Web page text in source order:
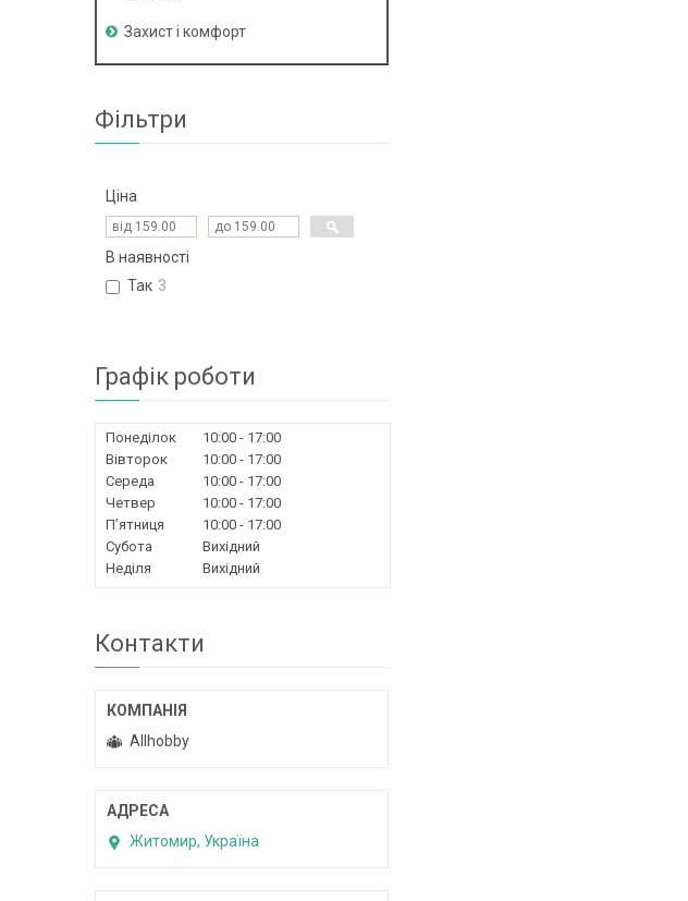
Захист і комфорт
Фільтри
Ціна
В наявності
Так 3
Графік роботи
Понеділок 10:00
17:00
Вівторок
10:00
17:00
Середа
10:00
17:00
Четвер
10:00
17:00
Пʼятниця
10:00
17:00
Субота
Вихідний
Неділя
Вихідний
Контакти
Allhobby
Житомир, Україна